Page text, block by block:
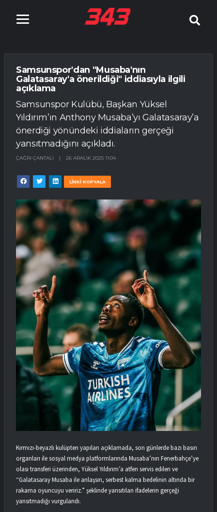
Samsunspor'dan "Musaba'nın
Galatasaray'a önerildiği" iddiasıyla ilgili
açıklama
Samsunspor Kulübü, Başkan Yüksel
Yıldırım’ın Anthony Musaba’yı Galatasaray’a
önerdiği yönündeki iddiaların gerçeği
yansıtmadığını açıkladı.
ÇAĞRI ÇANTALI | 26 ARALIK 2025 11:04
LİNKİ KOPYALA
Kırmızı-beyazlı kulüpten yapılan açıklamada, son günlerde bazı basın
organları ile sosyal medya platformlarında Musaba’nın Fenerbahçe’ye
olası transferi üzerinden, Yüksel Yıldırım’a atfen servis edilen ve
“Galatasaray Musaba ile anlaşsın, serbest kalma bedelinin altında bir
rakama oyuncuyu veririz.” şeklinde yansıtılan ifadelerin gerçeği
yansıtmadığı vurgulandı.